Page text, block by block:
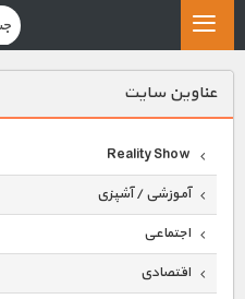
عناوين سايت
Reality Show
آموزشی / آشپزی
اجتماعی
اقتصادی